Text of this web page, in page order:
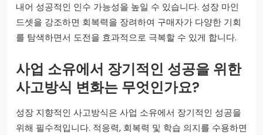
내어 성공적인 인수 가능성을 높일 수 있습니다. 성장 마인
드셋을 강조하면 회복력을 장려하여 구매자가 다양한 기회
를 탐색하면서 도전을 효과적으로 극복할 수 있게 합니다.
사업 소유에서 장기적인 성공을 위한
사고방식 변화는 무엇인가요?
성장 지향적인 사고방식은 사업 소유에서 장기적인 성공을
위해 필수적입니다. 적응력, 회복력 및 학습 의지를 수용하면